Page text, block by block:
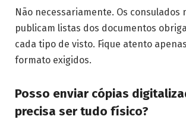
Não necessariamente. Os consulados
publicam listas dos documentos
cada tipo de visto. Fique atento
formato exigidos.
Posso enviar cópias
precisa ser tudo físico?